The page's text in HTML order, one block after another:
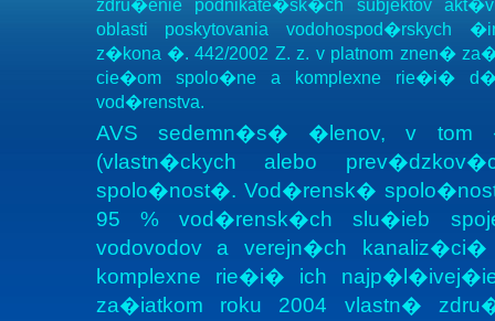
zdru�enie podnikate�sk�ch subjektov
oblasti poskytovania vodohospod�rskych
z�kona �. 442/2002 Z. z. v platnom znen�
cie�om spolo�ne a komplexne rie�i�
vod�renstva.
AVS sedemn�s� �lenov, v tom
(vlastn�ckych alebo
spolo�nost�. Vod�rensk�
95 % vod�rensk�ch slu�ieb
vodovodov a verejn�ch
komplexne rie�i� ich
za�iatkom roku 2004 vlastn�